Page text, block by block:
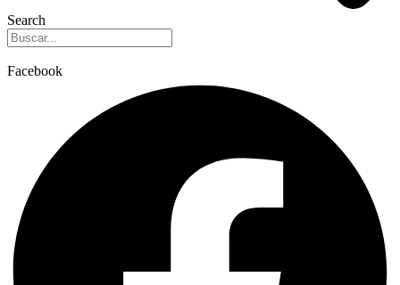
Search
Facebook